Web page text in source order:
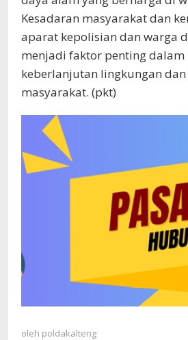
Kesadaran masyarakat dan
aparat kepolisian dan warga
menjadi faktor penting dalam
keberlanjutan lingkungan dan
masyarakat. (pkt)
oleh poldakalteng